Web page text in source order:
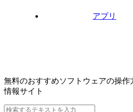
アプリ
無料のおすすめソフトウェアの操作
情報サイト